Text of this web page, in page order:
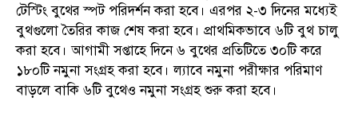
টেস্টিং বুথের স্পট পরিদর্শন করা হবে। এরপর ২-৩ দিনের মধ্যেই
বুথগুলো তৈরির কাজ শেষ করা হবে। প্রাথমিকভাবে ৬টি বুথ চালু
করা হবে। আগামী সপ্তাহে দিনে ৬ বুথের প্রতিটিতে ৩০টি করে
১৮০টি নমুনা সংগ্রহ করা হবে। ল্যাবে নমুনা পরীক্ষার পরিমাণ
বাড়লে বাকি ৬টি বুথেও নমুনা সংগ্রহ শুরু করা হবে।